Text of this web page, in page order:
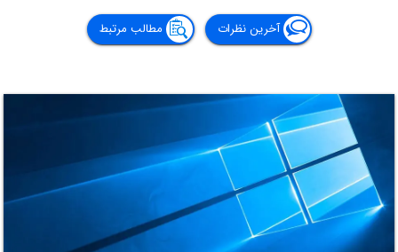
آخرین نظرات مطالب مرتبط